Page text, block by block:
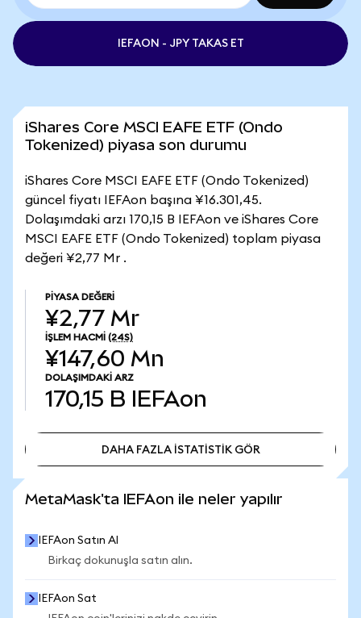
IEFAON - JPY TAKAS ET
iShares Core MSCI EAFE ETF (Ondo
Tokenized) piyasa son durumu
iShares Core MSCI EAFE ETF (Ondo Tokenized)
güncel fiyatı IEFAon başına ¥16.301,45.
Dolaşımdaki arzı 170,15 B IEFAon ve iShares Core
MSCI EAFE ETF (Ondo Tokenized) toplam piyasa
değeri ¥2,77 Mr .
PIYASA DEĞERI
¥2,77 Mr
İŞLEM HACMI (24S)
¥147,60 Mn
DOLAŞIMDAKI ARZ
170,15 B IEFAon
DAHA FAZLA İSTATİSTİK GÖR
MetaMask'ta IEFAon ile neler yapılır
IEFAon Satın Al
Birkaç dokunuşla satın alın.
IEFAon Sat